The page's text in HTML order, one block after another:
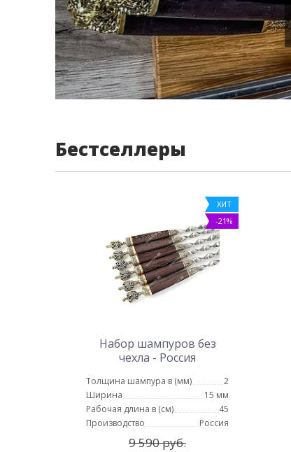
Бестселлеры
ХИТ
-21%
Набор шампуров без
чехла - Россия
Толщина шампура в (мм)
2
Ширина
15 мм
Рабочая длина в (см)
45
Производство
Россия
9 590 руб.